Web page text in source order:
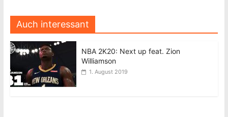
Auch interessant
NBA 2K20: Next up feat. Zion
Williamson
1. August 2019